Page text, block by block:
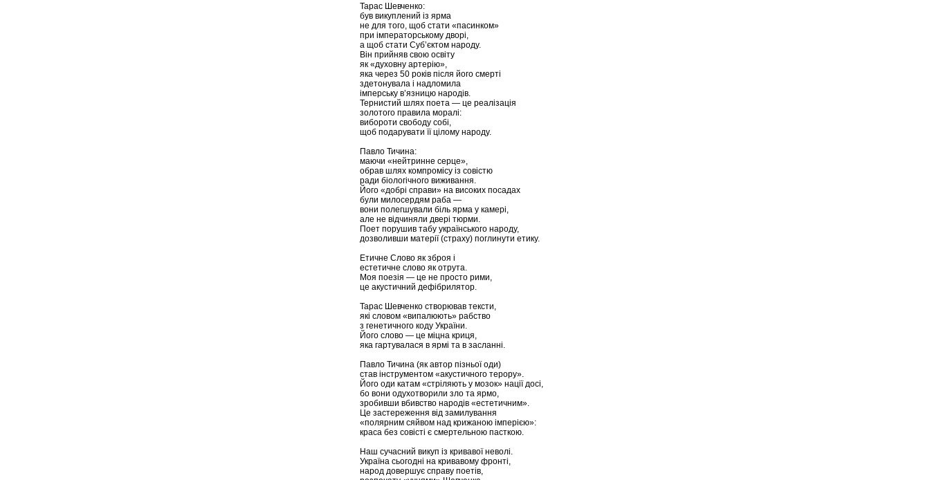
Тарас Шевченко:
був викуплений із ярма
не для того, щоб стати «пасинком»
при імператорському дворі,
а щоб стати Суб’єктом народу.
Він прийняв свою освіту
як «духовну артерію»,
яка через 50 років після його смерті
здетонувала і надломила
імперську в’язницю народів.
Тернистий шлях поета — це реалізація
золотого правила моралі:
вибороти свободу собі,
щоб подарувати її цілому народу.
Павло Тичина:
маючи «нейтринне серце»,
обрав шлях компромісу із совістю
ради біологічного виживання.
Його «добрі справи» на високих посадах
були милосердям раба —
вони полегшували біль ярма у камері,
але не відчиняли двері тюрми.
Поет порушив табу українського народу,
дозволивши матерії (страху) поглинути етику.
Етичне Слово як зброя і
естетичне слово як отрута.
Моя поезія — це не просто рими,
це акустичний дефібрилятор.
Тарас Шевченко створював тексти,
які словом «випалюють» рабство
з генетичного коду України.
Його слово — це міцна криця,
яка гартувалася в ярмі та в засланні.
Павло Тичина (як автор пізньої оди)
став інструментом «акустичного терору».
Його оди катам «стріляють у мозок» нації досі,
бо вони одухотворили зло та ярмо,
зробивши вбивство народів «естетичним».
Це застереження від замилування
«полярним сяйвом над крижаною імперією»:
краса без совісті є смертельною пасткою.
Наш сучасний викуп із кривавої неволі.
Україна сьогодні на кривавому фронті,
народ довершує справу поетів,